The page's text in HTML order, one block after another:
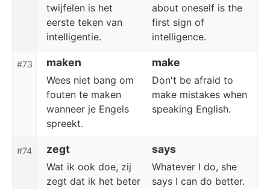
twijfelen is het
eerste teken van
intelligentie.
about oneself is the
first sign of
intelligence.
#73 maken make
Wees niet bang om
fouten te maken
wanneer je Engels
spreekt.
Don't be afraid to
make mistakes when
speaking English.
#74 zegt says
Wat ik ook doe, zij
zegt dat ik het beter
Whatever I do, she
says I can do better.